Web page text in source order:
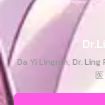
Da Yi Lingran, Dr. Ling